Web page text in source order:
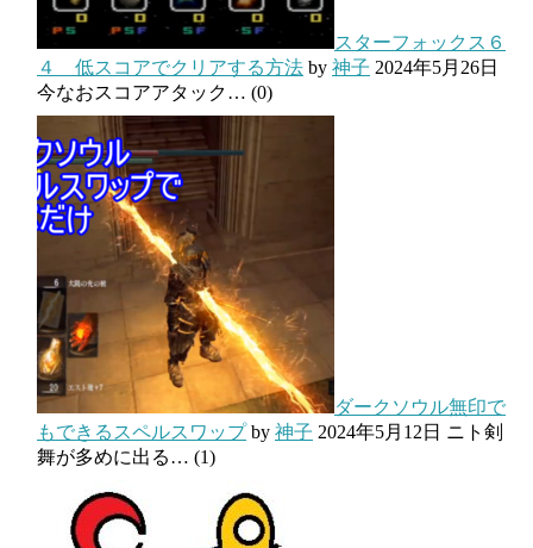
スターフォックス６
４ 低スコアでクリアする方法 by 神子 2024年5月26日
今なおスコアアタック… (0)
ダークソウル無印で
もできるスペルスワップby 神子 2024年5月12日 ニト剣
舞が多めに出る… (1)